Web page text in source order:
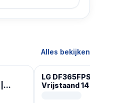
Alles bekijken
LG DF365FPS
Vrijstaand 14